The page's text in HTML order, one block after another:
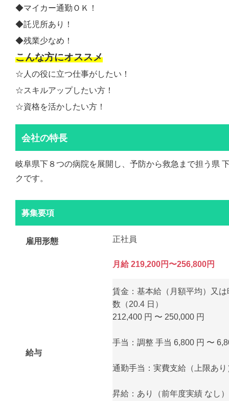
◆マイカー通勤ＯＫ！
◆託児所あり！
◆残業少なめ！
こんな方にオススメ
☆人の役に立つ仕事がしたい！
☆スキルアップしたい方！
☆資格を活かしたい方！
会社の特長
岐阜県下８つの病院を展開し、予防から救急まで担う県
クです。
募集要項
雇用形態 正社員
給与
月給 219,200円〜256,800円
賃金：基本給（月額平均）又
数（20.4 日）
212,400 円 〜 250,000 円
手当：調整 手当 6,800 円 〜
通勤手当：実費支給（上限あ
昇給：あり（前年度実績 なし）